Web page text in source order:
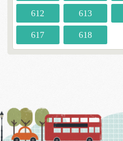
612 613
617 618